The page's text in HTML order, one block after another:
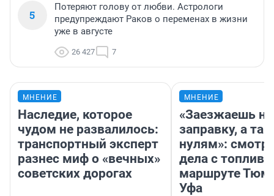
5
Потеряют голову от любви. Астрологи
предупреждают Раков о переменах в жизни
уже в августе
26 427 7
МНЕНИЕ
Наследие, которое
чудом не развалилось:
транспортный эксперт
разнес миф о «вечных»
советских дорогах
МНЕНИЕ
«Заезжаешь на
заправку, а
нулям»:
дела с
маршруте
Уфа